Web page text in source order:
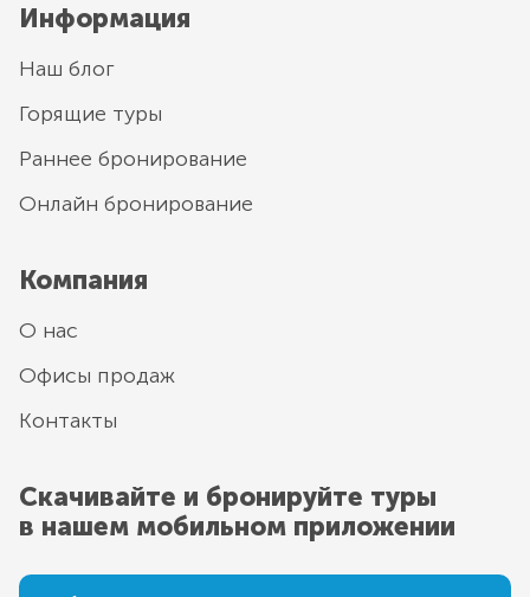
Информация
Наш блог
Горящие туры
Раннее бронирование
Онлайн бронирование
Компания
О нас
Офисы продаж
Контакты
Скачивайте и бронируйте туры
в нашем мобильном приложении